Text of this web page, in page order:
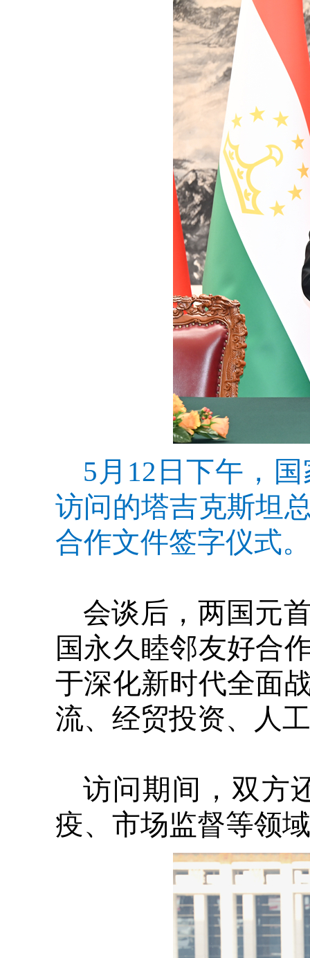
5月12日下午，
访问的塔吉克斯坦
合作文件签字仪式
会谈后，两国元
国永久睦邻友好合
于深化新时代全面
流、经贸投资、人
访问期间，双方
疫、市场监督等领